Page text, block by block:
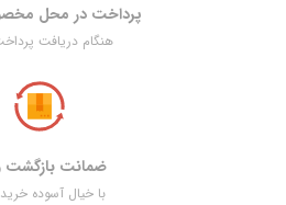
پرداخت در محل
هنگام دریافت
ضمانت بازگشت
با خیال آسوده